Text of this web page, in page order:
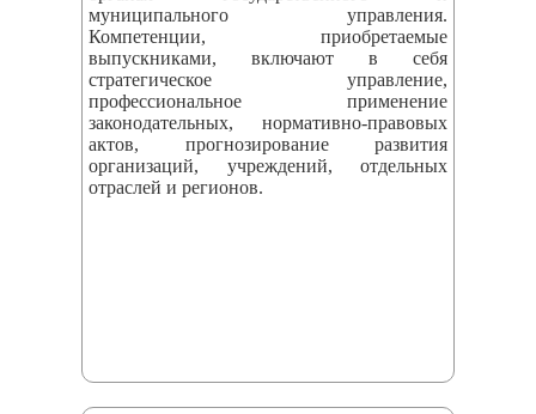
муниципального управления.
Компетенции, приобретаемые
выпускниками, включают в себя
стратегическое управление,
профессиональное применение
законодательных, нормативно-правовых
актов, прогнозирование развития
организаций, учреждений, отдельных
отраслей и регионов.